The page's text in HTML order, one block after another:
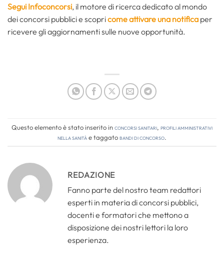
Segui Infoconcorsi, il motore di ricerca dedicato al mondo
dei concorsi pubblici e scopricome attivare una notifica per
ricevere gli aggiornamenti sulle nuove opportunità.
Questo elemento è stato inserito inConcorsi Sanitari, Profili amministrativi
nella sanitàe taggatobandi di concorso.
REDAZIONE
Fanno parte del nostro team redattori
esperti in materia di concorsi pubblici,
docenti e formatori che mettono a
disposizione dei nostri lettori la loro
esperienza.